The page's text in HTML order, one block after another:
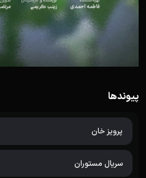
پیوندها
پرویز خان
سریال مستوران